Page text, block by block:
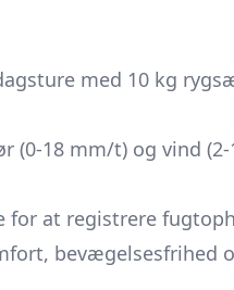
med 10 kg
(0-18 mm/t) og vind
for at registrere
bevægelsesfrihed